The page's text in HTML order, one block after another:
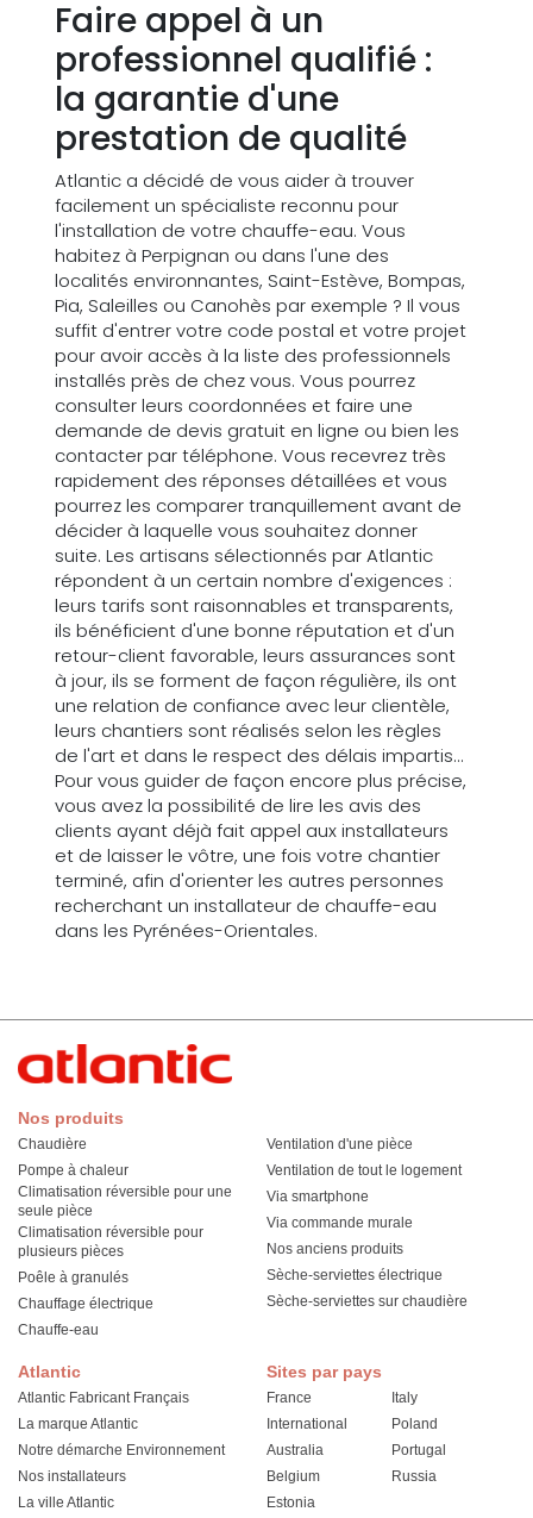
Faire appel à un
professionnel qualifié :
la garantie d'une
prestation de qualité
Atlantic a décidé de vous aider à trouver
facilement un spécialiste reconnu pour
l'installation de votre chauffe-eau. Vous
habitez à Perpignan ou dans l'une des
localités environnantes, Saint-Estève, Bompas,
Pia, Saleilles ou Canohès par exemple ? Il vous
suffit d'entrer votre code postal et votre projet
pour avoir accès à la liste des professionnels
installés près de chez vous. Vous pourrez
consulter leurs coordonnées et faire une
demande de devis gratuit en ligne ou bien les
contacter par téléphone. Vous recevrez très
rapidement des réponses détaillées et vous
pourrez les comparer tranquillement avant de
décider à laquelle vous souhaitez donner
suite. Les artisans sélectionnés par Atlantic
répondent à un certain nombre d'exigences :
leurs tarifs sont raisonnables et transparents,
ils bénéficient d'une bonne réputation et d'un
retour-client favorable, leurs assurances sont
à jour, ils se forment de façon régulière, ils ont
une relation de confiance avec leur clientèle,
leurs chantiers sont réalisés selon les règles
de l'art et dans le respect des délais impartis...
Pour vous guider de façon encore plus précise,
vous avez la possibilité de lire les avis des
clients ayant déjà fait appel aux installateurs
et de laisser le vôtre, une fois votre chantier
terminé, afin d'orienter les autres personnes
recherchant un installateur de chauffe-eau
dans les Pyrénées-Orientales.
Atlantic
Atlantic Fabricant Français
La marque Atlantic
Notre démarche Environnement
Nos installateurs
La ville Atlantic
Nos produits
Chaudière
Pompe à chaleur
Climatisation réversible pour une
seule pièce
Climatisation réversible pour
plusieurs pièces
Poêle à granulés
Chauffage électrique
Chauffe-eau
Ventilation d'une pièce
Ventilation de tout le logement
Via smartphone
Via commande murale
Nos anciens produits
Sèche-serviettes électrique
Sèche-serviettes sur chaudière
Sites par pays
France
International
Australia
Belgium
Estonia
Italy
Poland
Portugal
Russia